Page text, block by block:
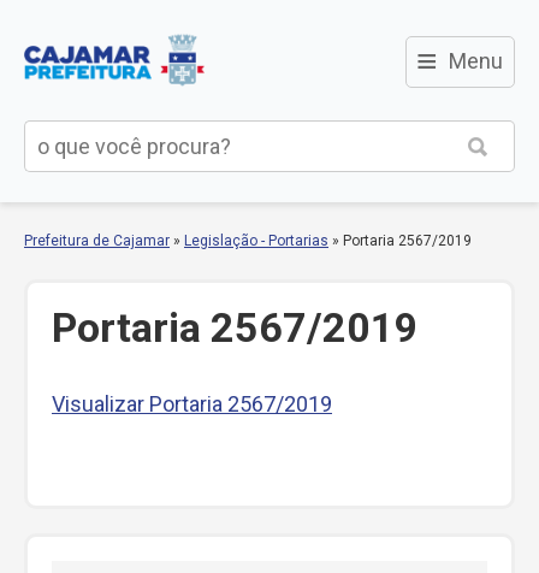
≡ Menu
Prefeitura de Cajamar » Legislação - Portarias » Portaria 2567/2019
Portaria 2567/2019
Visualizar Portaria 2567/2019